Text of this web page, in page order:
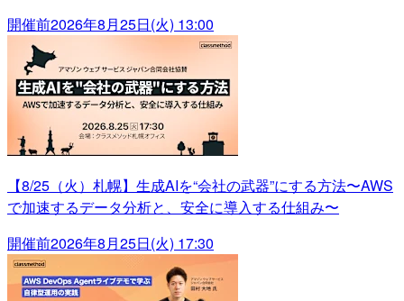
開催前2026年8月25日(火) 13:00
【8/25（火）札幌】生成AIを“会社の武器”にする方法〜AWS
で加速するデータ分析と、安全に導入する仕組み〜
開催前2026年8月25日(火) 17:30